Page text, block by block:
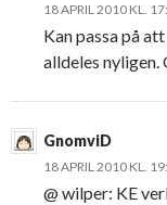
18 APRIL 2010 KL.
Kan passa på
alldeles nyligen.
GnomviD
18 APRIL 2010 KL.
@ wilper: KE